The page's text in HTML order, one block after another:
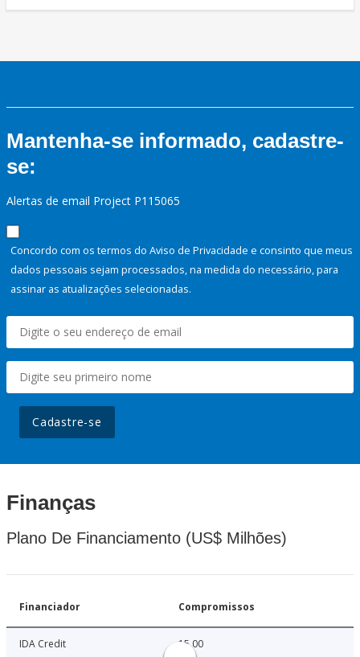
Mantenha-se informado, cadastre-
se:
Alertas de email Project P115065
Concordo com os termos do Aviso de Privacidade e consinto que meus
dados pessoais sejam processados, na medida do necessário, para
assinar as atualizações selecionadas.
Cadastre-se
Finanças
Plano De Financiamento (US$ Milhões)
Financiador Compromissos
IDA Credit 15.00